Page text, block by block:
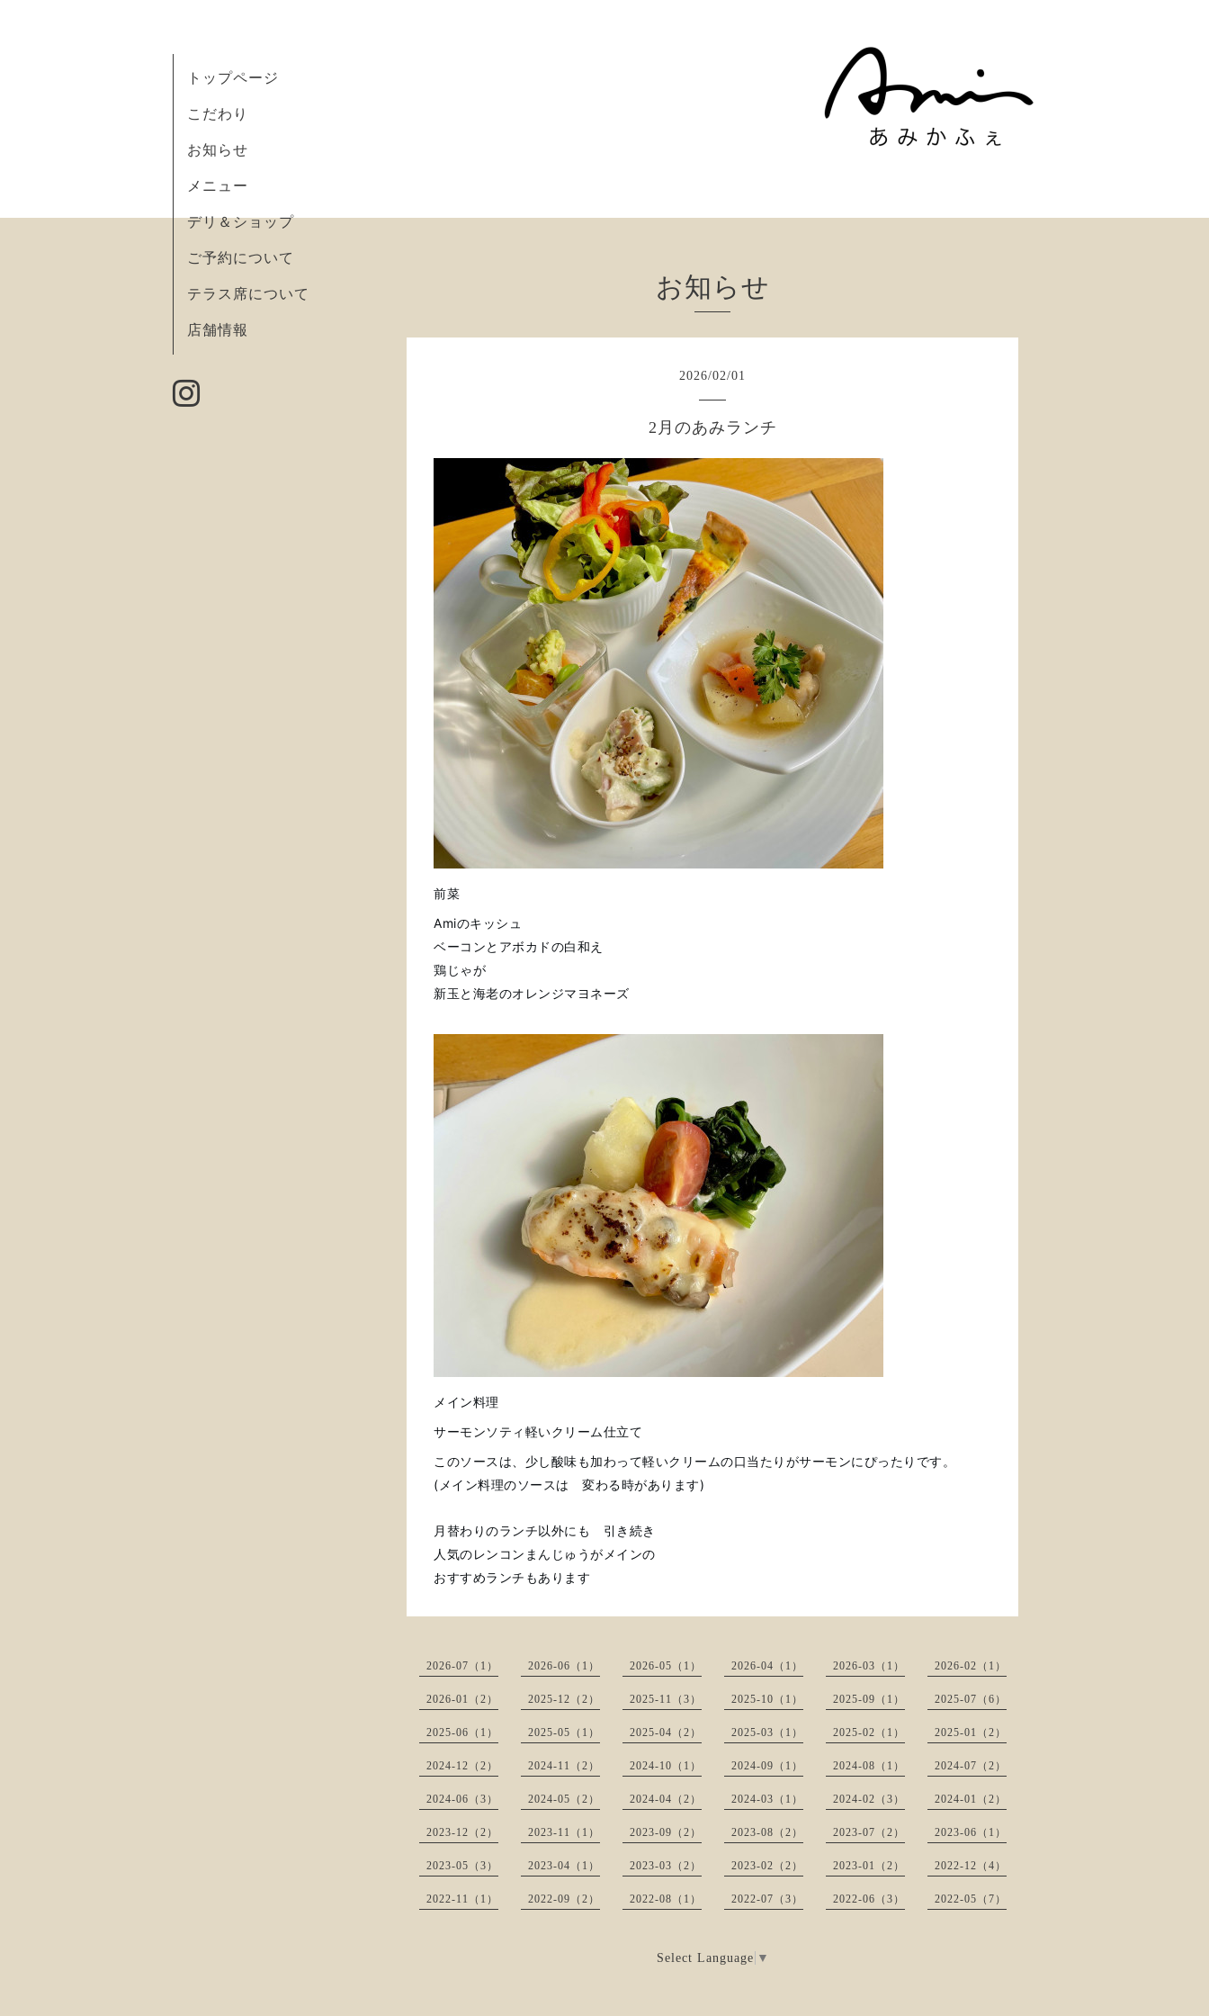
トップページ
こだわり
お知らせ
メニュー
デリ＆ショップ
ご予約について
テラス席について
店舗情報
お知らせ
2026/02/01
2月のあみランチ
前菜
Amiのキッシュ
ベーコンとアボカドの白和え
鶏じゃが
新玉と海老のオレンジマヨネーズ
メイン料理
サーモンソティ 軽いクリーム仕立て
このソースは、少し酸味も加わって軽いクリームの口当たりがサーモンにぴったりです。
(メイン料理のソースは 変わる時があります)
月替わりのランチ以外にも 引き続き
人気のレンコンまんじゅうがメインの
おすすめランチもあります
2026-07（1） 2026-06（1） 2026-05（1） 2026-04（1） 2026-03（1） 2026-02（1）
2026-01（2） 2025-12（2） 2025-11（3） 2025-10（1） 2025-09（1） 2025-07（6）
2025-06（1） 2025-05（1） 2025-04（2） 2025-03（1） 2025-02（1） 2025-01（2）
2024-12（2） 2024-11（2） 2024-10（1） 2024-09（1） 2024-08（1） 2024-07（2）
2024-06（3） 2024-05（2） 2024-04（2） 2024-03（1） 2024-02（3） 2024-01（2）
2023-12（2） 2023-11（1） 2023-09（2） 2023-08（2） 2023-07（2） 2023-06（1）
2023-05（3） 2023-04（1） 2023-03（2） 2023-02（2） 2023-01（2） 2022-12（4）
2022-11（1） 2022-09（2） 2022-08（1） 2022-07（3） 2022-06（3） 2022-05（7）
Select Language ▼